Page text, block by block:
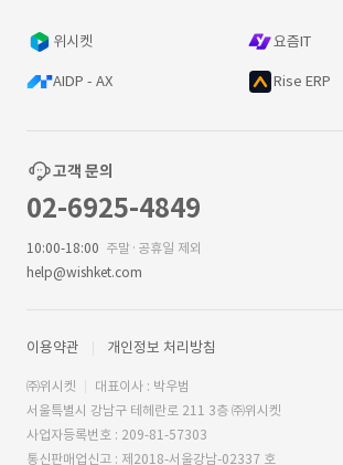
위시켓 요즘IT
AIDP - AX Rise ERP
고객 문의
02-6925-4849
10:00-18:00 주말·공휴일 제외
help@wishket.com
이용약관 개인정보 처리방침
㈜위시켓
대표이사 : 박우범
서울특별시 강남구 테헤란로 211 3층 ㈜위시켓
사업자등록번호 : 209-81-57303
통신판매업신고 : 제2018-서울강남-02337 호